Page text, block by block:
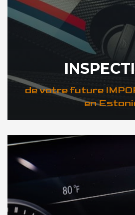
de votre future
en
DÉCOUVREZ VOTRE INSPECTION